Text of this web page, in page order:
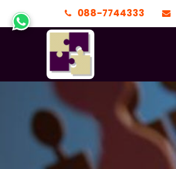
088-7744333